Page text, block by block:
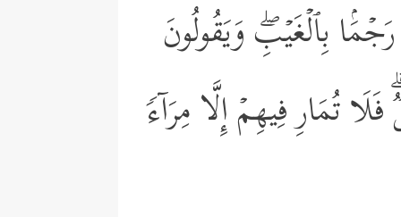
بِٱلۡغَیۡبِۖ وَیَقُولُونَ
تُمَارِ فِیهِمۡ إِلَّا مِرَاۤءࣰ